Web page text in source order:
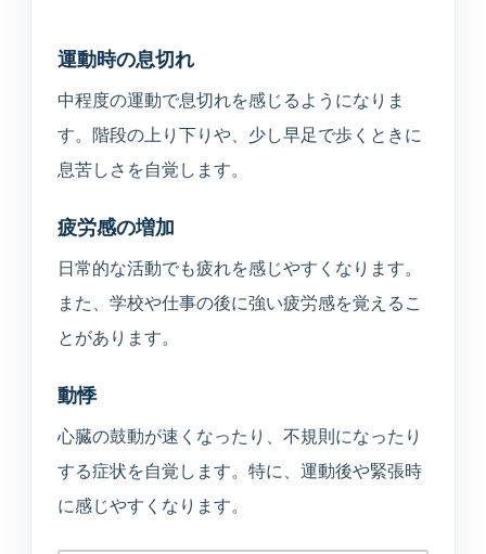
運動時の息切れ
中程度の運動で息切れを感じるようになりま
す。階段の上り下りや、少し早足で歩くときに
息苦しさを自覚します。
疲労感の増加
日常的な活動でも疲れを感じやすくなります。
また、学校や仕事の後に強い疲労感を覚えるこ
とがあります。
動悸
心臓の鼓動が速くなったり、不規則になったり
する症状を自覚します。特に、運動後や緊張時
に感じやすくなります。